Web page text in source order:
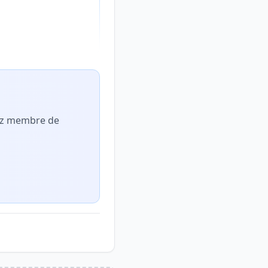
membre de